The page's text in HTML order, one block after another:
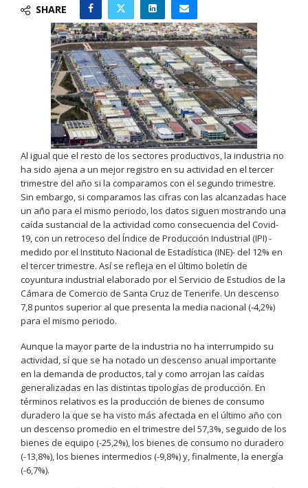
SHARE
Al igual que el resto de los sectores productivos, la industria no
ha sido ajena a un mejor registro en su actividad en el tercer
trimestre del año si la comparamos con el segundo trimestre.
Sin embargo, si comparamos las cifras con las alcanzadas hace
un año para el mismo periodo, los datos siguen mostrando una
caída sustancial de la actividad como consecuencia del Covid-
19, con un retroceso del Índice de Producción Industrial (IPI) -
medido por el Instituto Nacional de Estadística (INE)- del 12% en
el tercer trimestre. Así se refleja en el último boletín de
coyuntura industrial elaborado por el Servicio de Estudios de la
Cámara de Comercio de Santa Cruz de Tenerife. Un descenso
7,8 puntos superior al que presenta la media nacional (-4,2%)
para el mismo periodo.
Aunque la mayor parte de la industria no ha interrumpido su
actividad, sí que se ha notado un descenso anual importante
en la demanda de productos, tal y como arrojan las caídas
generalizadas en las distintas tipologías de producción. En
términos relativos es la producción de bienes de consumo
duradero la que se ha visto más afectada en el último año con
un descenso promedio en el trimestre del 57,3%, seguido de los
bienes de equipo (-25,2%), los bienes de consumo no duradero
(-13,8%), los bienes intermedios (-9,8%) y, finalmente, la energía
(-6,7%).